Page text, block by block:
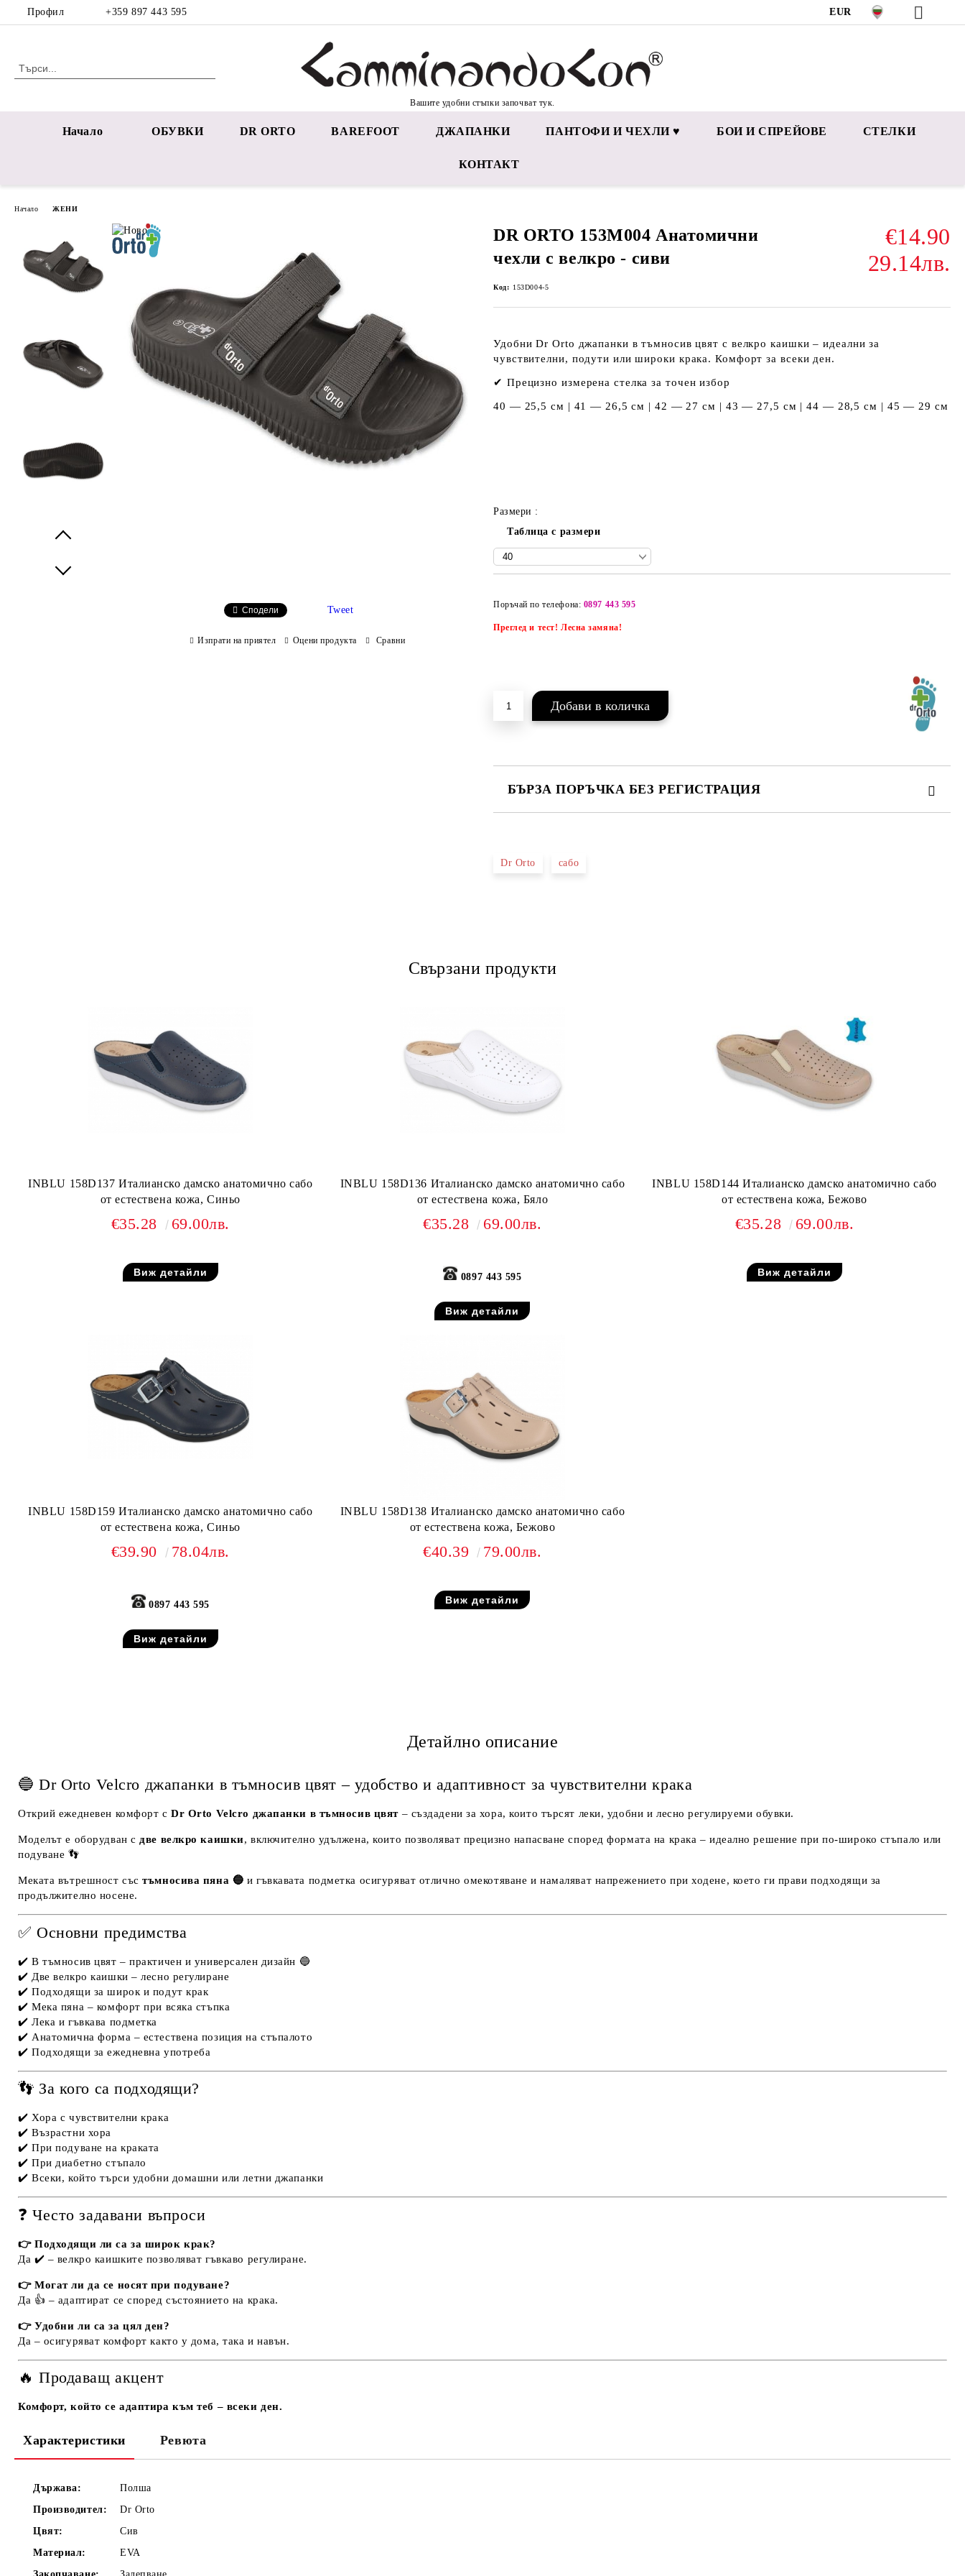
Профил +359 897 443 595 EUR
Вашите удобни стъпки започват тук.
Начало ОБУВКИ DR ORTO BAREFOOT ДЖАПАНКИ ПАНТОФИ И ЧЕХЛИ ♥ БОИ И СПРЕЙОВЕ СТЕЛКИ
КОНТАКТ
Начало ЖЕНИ
DR ORTO 153M004 Анатомични
чехли с велкро - сиви
€14.90
29.14лв.
Код: 153D004-5
Удобни Dr Orto джапанки в тъмносив цвят с велкро каишки – идеални за
чувствителни, подути или широки крака. Комфорт за всеки ден.
✔ Прецизно измерена стелка за точен избор
40 — 25,5 см | 41 — 26,5 см | 42 — 27 см | 43 — 27,5 см | 44 — 28,5 см | 45 — 29 см
Размери :
Таблица с размери
Поръчай по телефона: 0897 443 595
Преглед и тест! Лесна замяна!
БЪРЗА ПОРЪЧКА БЕЗ РЕГИСТРАЦИЯ
Dr Orto сабо
Сподели Tweet
Изпрати на приятел Оцени продукта Сравни
Свързани продукти
INBLU 158D137 Италианско дамско анатомично сабо
от естествена кожа, Синьо
€35.28 69.00лв.
Виж детайли
INBLU 158D136 Италианско дамско анатомично сабо
от естествена кожа, Бяло
€35.28 69.00лв.
0897 443 595
Виж детайли
INBLU 158D144 Италианско дамско анатомично сабо
от естествена кожа, Бежово
€35.28 69.00лв.
Виж детайли
INBLU 158D159 Италианско дамско анатомично сабо
от естествена кожа, Синьо
€39.90 78.04лв.
0897 443 595
Виж детайли
INBLU 158D138 Италианско дамско анатомично сабо
от естествена кожа, Бежово
€40.39 79.00лв.
Виж детайли
Детайлно описание
🔵 Dr Orto Velcro джапанки в тъмносив цвят – удобство и адаптивност за чувствителни крака
Открий ежедневен комфорт сDr Orto Velcro джапанки в тъмносив цвят– създадени за хора, които търсят леки, удобни и лесно регулируеми обувки.
Моделът е оборудван с две велкро каишки, включително удължена, които позволяват прецизно напасване според формата на крака – идеално решение при по-широко стъпало или
подуване 👣
Меката вътрешност състъмносива пяна 🔵 и гъвкавата подметка осигуряват отлично омекотяване и намаляват напрежението при ходене, което ги прави подходящи за
продължително носене.
✅ Основни предимства
✔️ В тъмносив цвят – практичен и универсален дизайн 🔵
✔️ Две велкро каишки – лесно регулиране
✔️ Подходящи за широк и подут крак
✔️ Мека пяна – комфорт при всяка стъпка
✔️ Лека и гъвкава подметка
✔️ Анатомична форма – естествена позиция на стъпалото
✔️ Подходящи за ежедневна употреба
👣 За кого са подходящи?
✔️ Хора с чувствителни крака
✔️ Възрастни хора
✔️ При подуване на краката
✔️ При диабетно стъпало
✔️ Всеки, който търси удобни домашни или летни джапанки
❓ Често задавани въпроси
👉 Подходящи ли са за широк крак?
Да ✔️ – велкро каишките позволяват гъвкаво регулиране.
👉 Могат ли да се носят при подуване?
Да 👍 – адаптират се според състоянието на крака.
👉 Удобни ли са за цял ден?
Да – осигуряват комфорт както у дома, така и навън.
🔥 Продаващ акцент
Комфорт, който се адаптира към теб – всеки ден.
Характеристики Ревюта
Държава:
Полша
Производител:
Dr Orto
Цвят:
Сив
Материал:
EVA